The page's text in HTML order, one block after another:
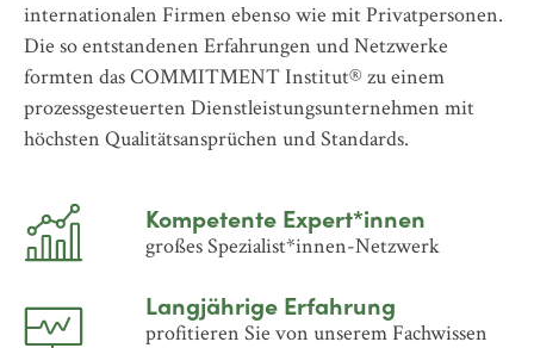
internationalen Firmen ebenso wie mit Privatpersonen.
Die so entstandenen Erfahrungen und Netzwerke
formten das COMMITMENT Institut® zu einem
prozessgesteuerten Dienstleistungsunternehmen mit
höchsten Qualitätsansprüchen und Standards.
Kompetente Expert*innen
großes Spezialist*innen-Netzwerk
Langjährige Erfahrung
profitieren Sie von unserem Fachwissen